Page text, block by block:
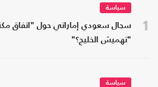
1
سياسة
سجال سعودي إماراتي حول "اتفاق
"تهميش الخليج؟"
سياسة